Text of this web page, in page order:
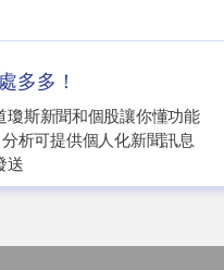
多多！
瓊斯新聞和個股讓你懂功能
析可提供個人化新聞訊息
送